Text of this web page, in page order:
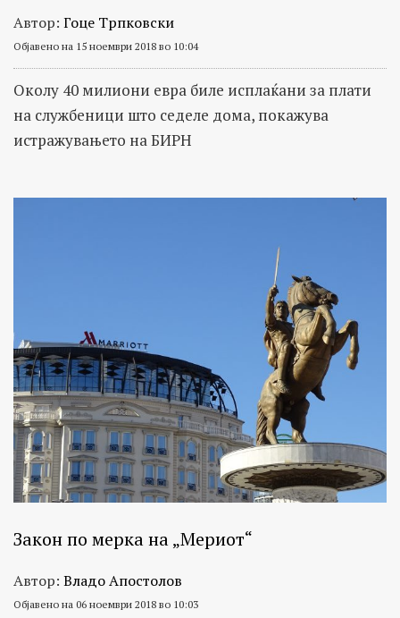
Автор: Гоце Трпковски
Објавено на 15 ноември 2018 во 10:04
Околу 40 милиони евра биле исплаќани за плати
на службеници што седеле дома, покажува
истражувањето на БИРН
Закон по мерка на „Мериот“
Автор: Владо Апостолов
Објавено на 06 ноември 2018 во 10:03